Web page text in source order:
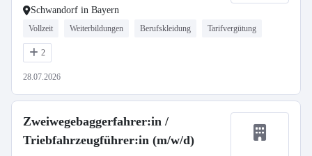
Schwandorf in Bayern
Vollzeit Weiterbildungen Berufskleidung Tarifvergütung
2
28.07.2026
Zweiwegebaggerfahrer:in /
Triebfahrzeugführer:in (m/w/d)